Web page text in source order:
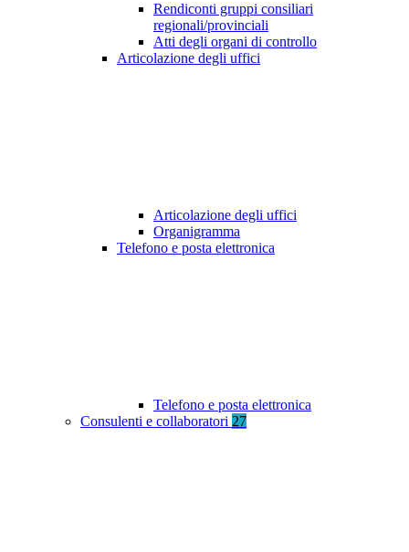
Rendiconti gruppi consiliari
regionali/provinciali
Atti degli organi di controllo
Articolazione degli uffici
Articolazione degli uffici
Organigramma
Telefono e posta elettronica
Telefono e posta elettronica
Consulenti e collaboratori 27